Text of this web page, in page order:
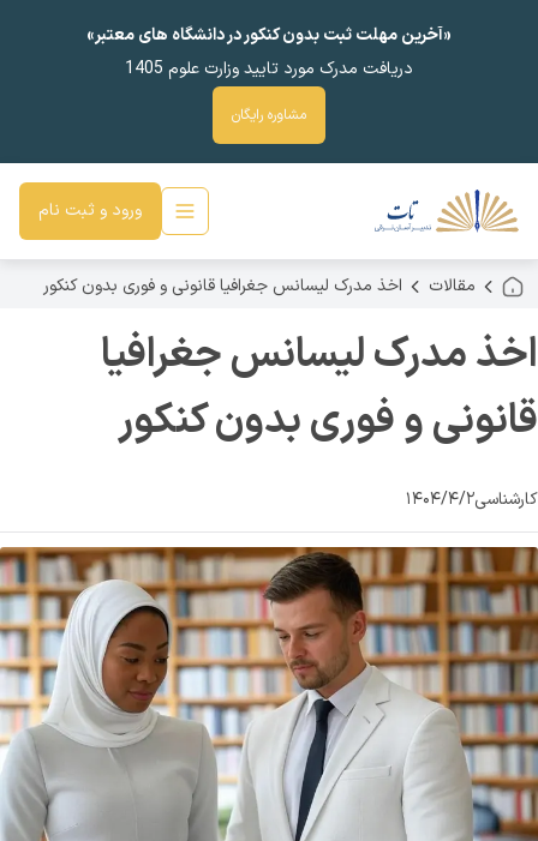
«آخرین مهلت ثبت بدون کنکور در دانشگاه های معتبر»
دریافت مدرک مورد تایید وزارت علوم 1405
مشاوره رایگان
ورود و ثبت نام
مقالات اخذ مدرک لیسانس جغرافیا قانونی و فوری بدون کنکور
اخذ مدرک لیسانس جغرافیا
قانونی و فوری بدون کنکور
کارشناسی۱۴۰۴/۴/۲